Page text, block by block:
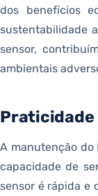
dos benefícios
sustentabilidade
sensor,
ambientais
Praticidade
A manutenção do
capacidade de
sensor é rápida e